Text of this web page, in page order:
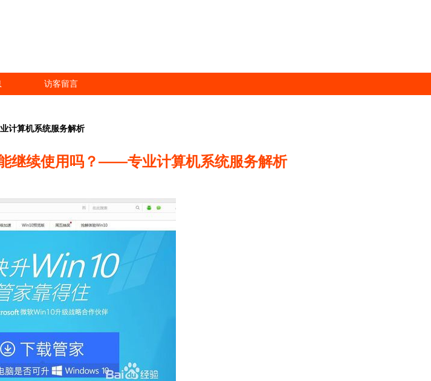
访客留言
计算机系统服务解析
继续使用吗？——专业计算机系统服务解析